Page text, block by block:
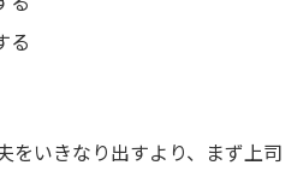
る
をいきなり出すより、まず上司